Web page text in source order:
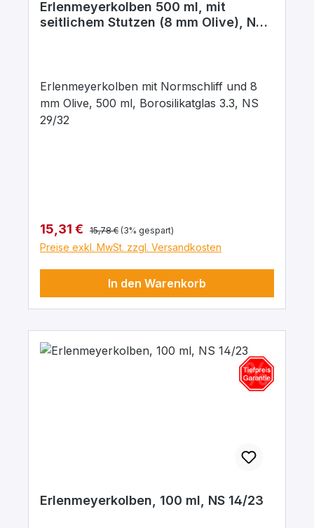
Erlenmeyerkolben 500 ml, mit
seitlichem Stutzen (8 mm Olive), NS
Erlenmeyerkolben mit Normschliff und 8
mm Olive, 500 ml, Borosilikatglas 3.3, NS
29/32
Verkaufspreis:
15,31 € Regulärer Preis:
15,78 € (3% gespart)
Preise exkl. MwSt. zzgl. Versandkosten
In den Warenkorb
Erlenmeyerkolben, 100 ml, NS 14/23